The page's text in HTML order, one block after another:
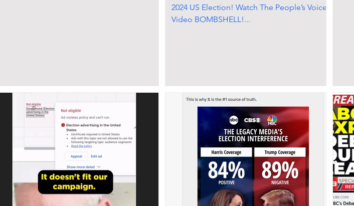
2024 US Election! Watch The People’s Voice
Video BOMBSHELL!...